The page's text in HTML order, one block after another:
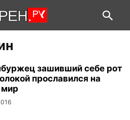
зашивший себе рот
прославился на
мир